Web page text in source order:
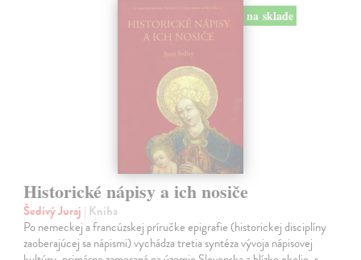
na sklade
Historické nápisy a ich nosiče
Šedivý Juraj | Kniha
Po nemeckej a francúzskej príručke epigrafie (historickej disciplíny
zaoberajúcej sa nápismi) vychádza tretia syntéza vývoja nápisovej